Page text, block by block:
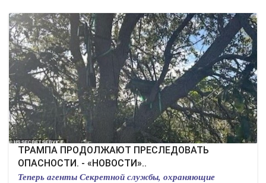
ОПАСНОСТИ. - «НОВОСТИ»..
Теперь агенты Секретной службы, охраняющие